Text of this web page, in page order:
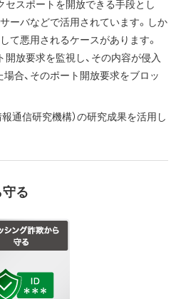
セスポートを開放できる手段とし
ーバなどで活用されています。しか
て悪用されるケースがあります。
放要求を監視し、その内容が侵入
合、そのポート開放要求をブロッ
通信研究機構）の研究成果を活用し
る